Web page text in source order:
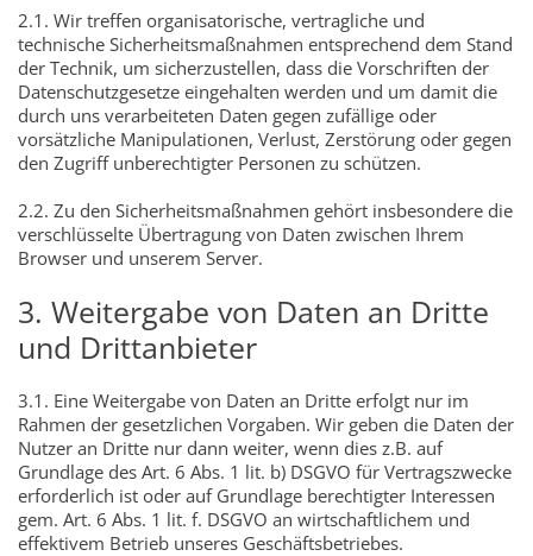
2.1. Wir treffen organisatorische, vertragliche und
technische Sicherheitsmaßnahmen entsprechend dem Stand
der Technik, um sicherzustellen, dass die Vorschriften der
Datenschutzgesetze eingehalten werden und um damit die
durch uns verarbeiteten Daten gegen zufällige oder
vorsätzliche Manipulationen, Verlust, Zerstörung oder gegen
den Zugriff unberechtigter Personen zu schützen.
2.2. Zu den Sicherheitsmaßnahmen gehört insbesondere die
verschlüsselte Übertragung von Daten zwischen Ihrem
Browser und unserem Server.
3. Weitergabe von Daten an Dritte
und Drittanbieter
3.1. Eine Weitergabe von Daten an Dritte erfolgt nur im
Rahmen der gesetzlichen Vorgaben. Wir geben die Daten der
Nutzer an Dritte nur dann weiter, wenn dies z.B. auf
Grundlage des Art. 6 Abs. 1 lit. b) DSGVO für Vertragszwecke
erforderlich ist oder auf Grundlage berechtigter Interessen
gem. Art. 6 Abs. 1 lit. f. DSGVO an wirtschaftlichem und
effektivem Betrieb unseres Geschäftsbetriebes.